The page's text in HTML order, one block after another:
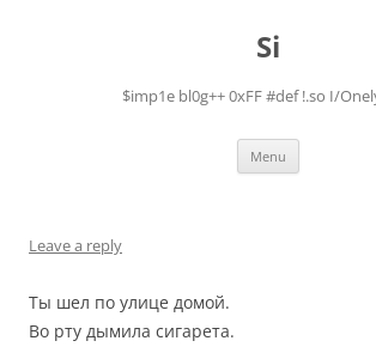
Si
$imp1e bl0g++ 0xFF #def !.so I/
Menu
Leave a reply
Ты шел по улице домой.
Во рту дымила сигарета.